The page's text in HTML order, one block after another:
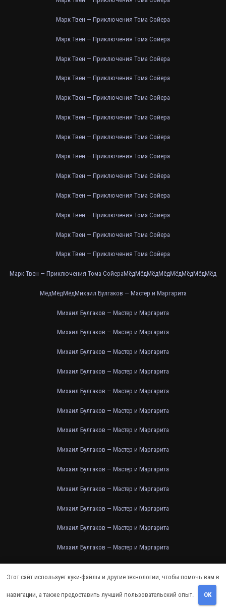
Марк Твен — Приключения Тома Сойера
Марк Твен — Приключения Тома Сойера
Марк Твен — Приключения Тома Сойера
Марк Твен — Приключения Тома Сойера
Марк Твен — Приключения Тома Сойера
Марк Твен — Приключения Тома Сойера
Марк Твен — Приключения Тома Сойера
Марк Твен — Приключения Тома Сойера
Марк Твен — Приключения Тома Сойера
Марк Твен — Приключения Тома Сойера
Марк Твен — Приключения Тома Сойера
Марк Твен — Приключения Тома Сойера
Марк Твен — Приключения Тома Сойера
Марк Твен — Приключения Тома СойераМёдМёдМёдМёдМёдМёдМёдМёд
МёдМёдМёдМихаил Булгаков — Мастер и Маргарита
Михаил Булгаков — Мастер и Маргарита
Михаил Булгаков — Мастер и Маргарита
Михаил Булгаков — Мастер и Маргарита
Михаил Булгаков — Мастер и Маргарита
Михаил Булгаков — Мастер и Маргарита
Михаил Булгаков — Мастер и Маргарита
Михаил Булгаков — Мастер и Маргарита
Михаил Булгаков — Мастер и Маргарита
Михаил Булгаков — Мастер и Маргарита
Михаил Булгаков — Мастер и Маргарита
Михаил Булгаков — Мастер и Маргарита
Михаил Булгаков — Мастер и Маргарита
Михаил Булгаков — Мастер и Маргарита
Этот сайт использует куки-файлы и другие технологии, чтобы помочь вам в
навигации, а также предоставить лучший пользовательский опыт. OK